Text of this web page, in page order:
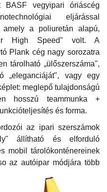
vegyipari óriáscég
eljárással
amely a poliuretán alapú,
High Speed" volt. A
Plank cég nagy sorozatra
tárolható „ülőszerszáma",
„eleganciáját", vagy egy
meglepő tulajdonságú
hosszú teammunka +
és forma.
az ipari szerszámok
állítható és elforduló
mobil tárolókonténereinek
az autóipar módjára több